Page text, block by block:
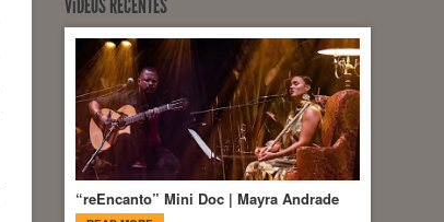
VíDEOS RECENTES
“reEncanto” Mini Doc | Mayra Andrade